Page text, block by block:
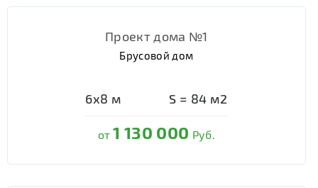
Проект дома №1
Брусовой дом
6х8 м S = 84 м2
от1 130 000 Руб.